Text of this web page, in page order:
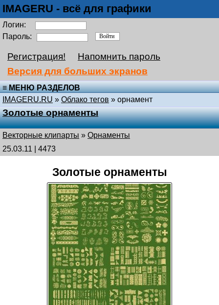
IMAGERU - всё для графики
Логин:
Пароль:
Регистрация!
Напомнить пароль
Версия для больших экранов
≡ МЕНЮ РАЗДЕЛОВ
IMAGERU.RU » Облако тегов » орнамент
Золотые орнаменты
Векторные клипарты » Орнаменты
25.03.11 | 4473
Золотые орнаменты